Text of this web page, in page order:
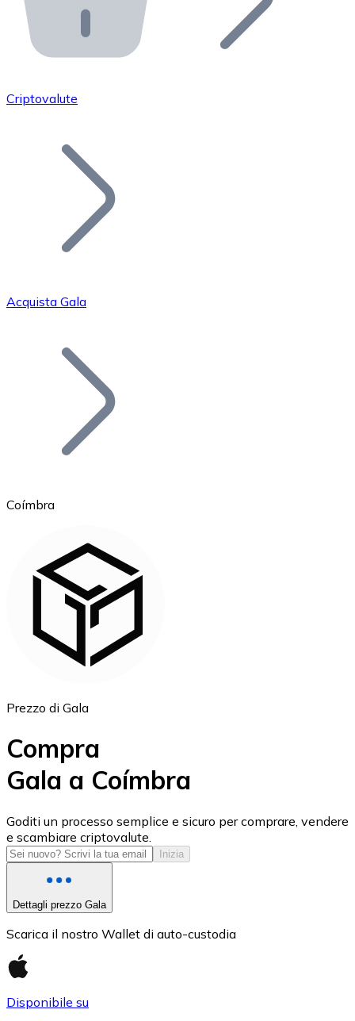
API Bitnovo
Integra la nostra API nel tuo ecosistema.
Unisciti alla nostra rete di rivenditori e
Aggiungi il token del tuo progetto al nostro servizio di
Bitcoin
Ethereum
USD Coin
USDC
Criptovalute
Acquista Gala
Coímbra
Prezzo di Gala
Compra
Gala a Coímbra
Goditi un processo semplice e sicuro per comprare, vendere
e scambiare criptovalute.
Inizia
Dettagli prezzo Gala
Scarica il nostro Wallet di auto-custodia
Disponibile su